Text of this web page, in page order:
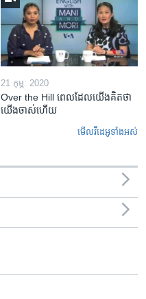
21 កុម្ភៈ 2020
Over the Hill ពេល​ដែល​យើង​គិត​ថា
យើង​ចាស់​ហើយ
មើល​វីដេអូ​ទាំង​អស់